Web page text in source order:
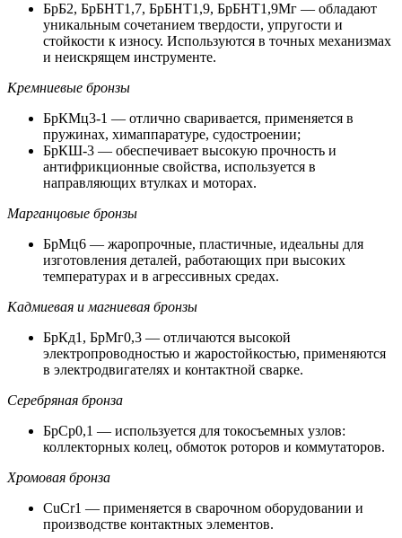
БрБ2, БрБНТ1,7, БрБНТ1,9, БрБНТ1,9Мг — обладают
уникальным сочетанием твердости, упругости и
стойкости к износу. Используются в точных механизмах
и неискрящем инструменте.
Кремниевые бронзы
БрКМц3-1 — отлично сваривается, применяется в
пружинах, химаппаратуре, судостроении;
БрКШ-3 — обеспечивает высокую прочность и
антифрикционные свойства, используется в
направляющих втулках и моторах.
Марганцовые бронзы
БрМц6 — жаропрочные, пластичные, идеальны для
изготовления деталей, работающих при высоких
температурах и в агрессивных средах.
Кадмиевая и магниевая бронзы
БрКд1, БрМг0,3 — отличаются высокой
электропроводностью и жаростойкостью, применяются
в электродвигателях и контактной сварке.
Серебряная бронза
БрСр0,1 — используется для токосъемных узлов:
коллекторных колец, обмоток роторов и коммутаторов.
Хромовая бронза
CuCr1 — применяется в сварочном оборудовании и
производстве контактных элементов.